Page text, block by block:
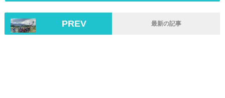
PREV 最新の記事